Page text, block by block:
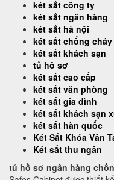
két sắt công ty
két sắt ngân hàng
két sắt hà nội
két sắt chống cháy
két sắt khách sạn
tủ hồ sơ
két sắt cao cấp
két sắt văn phòng
két sắt gia đình
két sắt khách sạn
két sắt hàn quốc
Két Sắt Khóa Vân
Két sắt thu ngân
tủ hồ sơ ngân hàng